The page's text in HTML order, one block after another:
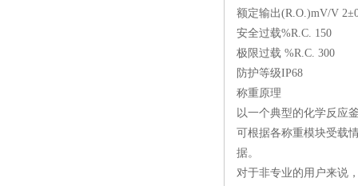
额定输出(R.O.)mV/V
安全过载%R.C. 150
极限过载 %R.C. 300‌
防护等级IP68
称重原理
以一个典型的化学反应
可根据各称重模块受载
据。
对于非专业的用户来说